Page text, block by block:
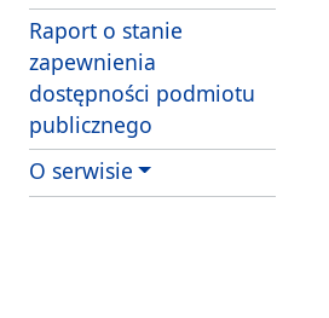
Raport o stanie
zapewnienia
dostępności podmiotu
publicznego
O serwisie